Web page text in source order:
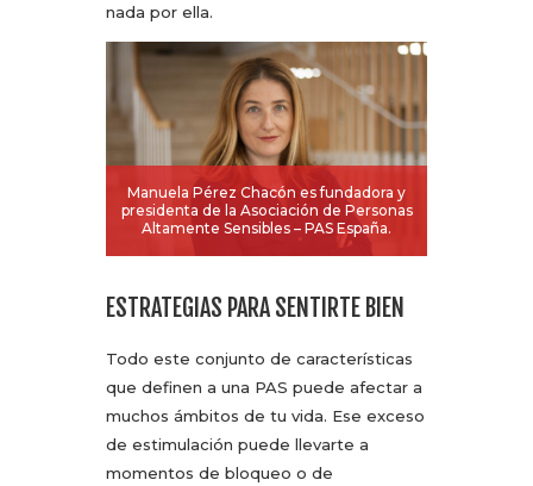
nada por ella.
Manuela Pérez Chacón es fundadora y
presidenta de la Asociación de Personas
Altamente Sensibles – PAS España.
ESTRATEGIAS PARA SENTIRTE BIEN
Todo este conjunto de características
que definen a una PAS puede afectar a
muchos ámbitos de tu vida. Ese exceso
de estimulación puede llevarte a
momentos de bloqueo o de